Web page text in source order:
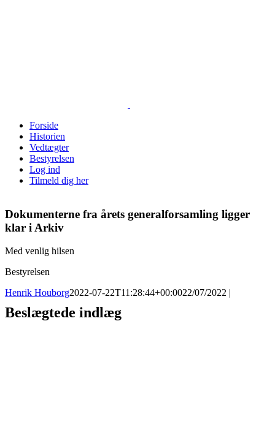
Forside
Historien
Vedtægter
Bestyrelsen
Log ind
Tilmeld dig her
Dokumenterne fra årets generalforsamling ligger
klar i Arkiv
Med venlig hilsen
Bestyrelsen
Henrik Houborg2022-07-22T11:28:44+00:0022/07/2022 |
Beslægtede indlæg